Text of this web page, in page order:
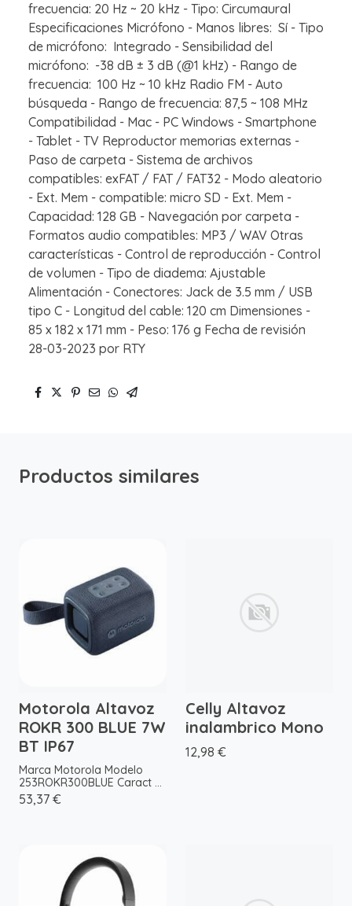
frecuencia: 20 Hz ~ 20 kHz - Tipo: Circumaural
Especificaciones Micrófono - Manos libres: Sí - Tipo
de micrófono: Integrado - Sensibilidad del
micrófono: -38 dB ± 3 dB (@1 kHz) - Rango de
frecuencia: 100 Hz ~ 10 kHz Radio FM - Auto
búsqueda - Rango de frecuencia: 87,5 ~ 108 MHz
Compatibilidad - Mac - PC Windows - Smartphone
- Tablet - TV Reproductor memorias externas -
Paso de carpeta - Sistema de archivos
compatibles: exFAT / FAT / FAT32 - Modo aleatorio
- Ext. Mem - compatible: micro SD - Ext. Mem -
Capacidad: 128 GB - Navegación por carpeta -
Formatos audio compatibles: MP3 / WAV Otras
características - Control de reproducción - Control
de volumen - Tipo de diadema: Ajustable
Alimentación - Conectores: Jack de 3.5 mm / USB
tipo C - Longitud del cable: 120 cm Dimensiones -
85 x 182 x 171 mm - Peso: 176 g Fecha de revisión
28-03-2023 por RTY
Productos similares
Motorola Altavoz
ROKR 300 BLUE 7W
BT IP67
Marca Motorola Modelo
253ROKR300BLUE Caract ...
53,37 €
Celly Altavoz
inalambrico Mono
12,98 €